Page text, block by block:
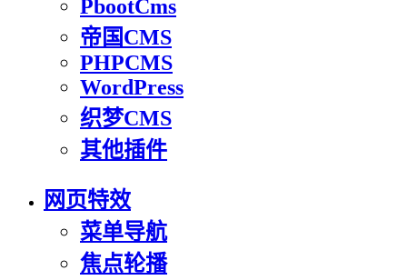
PbootCms
帝国CMS
PHPCMS
WordPress
织梦CMS
其他插件
网页特效
菜单导航
焦点轮播